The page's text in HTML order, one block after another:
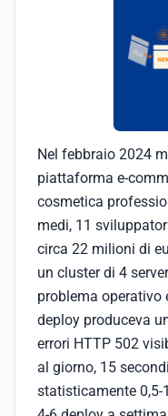
Nel febbraio 2024
piattaforma e-
cosmetica
medi, 11
circa 22 milioni di
un cluster di 4
problema operativo
deploy produceva
errori HTTP 502
al giorno, 15
statisticamente 0,5-